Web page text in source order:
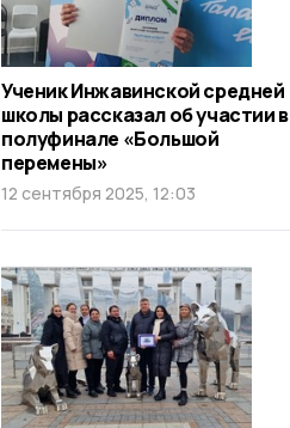
Ученик Инжавинской средней
школы рассказал об участии в
полуфинале «Большой
перемены»
12 сентября 2025, 12:03